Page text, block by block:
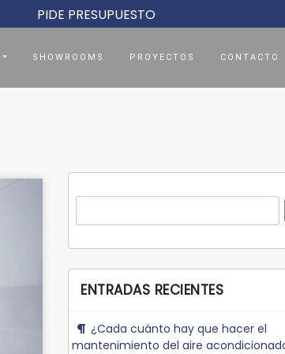
PIDE PRESUPUESTO
SHOWROOMS PROYECTOS CONTACTO
Buscar:
ENTRADAS RECIENTES
¿Cada cuánto hay que hacer el
mantenimiento del aire